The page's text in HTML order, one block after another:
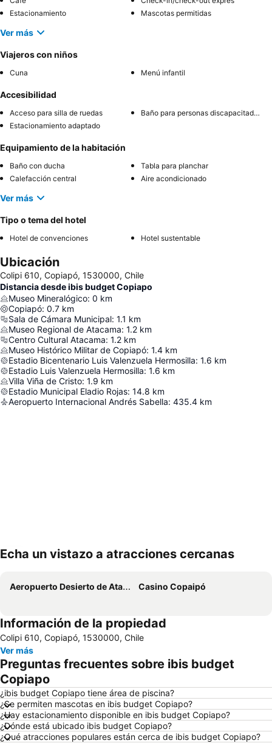
Estacionamiento
Mascotas permitidas
Ver más
Viajeros con niños
Cuna Menú infantil
Accesibilidad
Acceso para silla de ruedas
Baño para personas discapacitadas
Estacionamiento adaptado
Equipamiento de la habitación
Baño con ducha
Tabla para planchar
Calefacción central
Aire acondicionado
Ver más
Tipo o tema del hotel
Hotel de convenciones Hotel sustentable
Ubicación
Colipi 610, Copiapó, 1530000, Chile
Distancia desde ibis budget Copiapo
Museo Mineralógico: 0 km
Copiapó: 0.7 km
Sala de Cámara Municipal: 1.1 km
Museo Regional de Atacama: 1.2 km
Centro Cultural Atacama: 1.2 km
Museo Histórico Militar de Copiapó: 1.4 km
Estadio Bicentenario Luis Valenzuela Hermosilla: 1.6 km
Estadio Luis Valenzuela Hermosilla: 1.6 km
Villa Viña de Cristo: 1.9 km
Estadio Municipal Eladio Rojas: 14.8 km
Aeropuerto Internacional Andrés Sabella: 435.4 km
Echa un vistazo a atracciones cercanas
Aeropuerto Desierto de Atacama Casino Copaipó
Información de la propiedad
Colipi 610, Copiapó, 1530000, Chile
Ver más
Preguntas frecuentes sobre ibis budget
Copiapo
¿ibis budget Copiapo tiene área de piscina?
¿Se permiten mascotas en ibis budget Copiapo?
¿Hay estacionamiento disponible en ibis budget Copiapo?
¿Dónde está ubicado ibis budget Copiapo?
¿Qué atracciones populares están cerca de ibis budget Copiapo?